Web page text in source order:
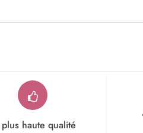
plus haute qualité